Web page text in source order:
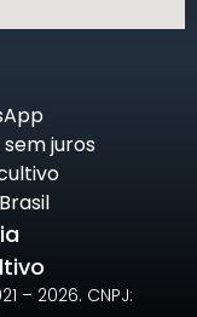
juros
– 2026. CNPJ: